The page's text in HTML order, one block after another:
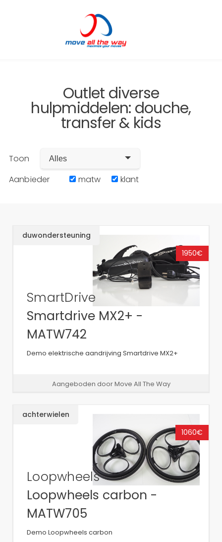
Outlet diverse
hulpmiddelen: douche,
transfer & kids
Toon Alles
Aanbieder matw klant
duwondersteuning
1950€
SmartDrive
Smartdrive MX2+ -
MATW742
Demo elektrische aandrijving Smartdrive MX2+
Aangeboden door Move All The Way
achterwielen
1060€
Loopwheels
Loopwheels carbon -
MATW705
Demo Loopwheels carbon